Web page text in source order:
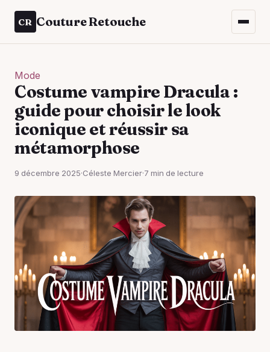
CR Couture Retouche
Mode
Costume vampire Dracula :
guide pour choisir le look
iconique et réussir sa
métamorphose
9 décembre 2025·Céleste Mercier·7 min de lecture